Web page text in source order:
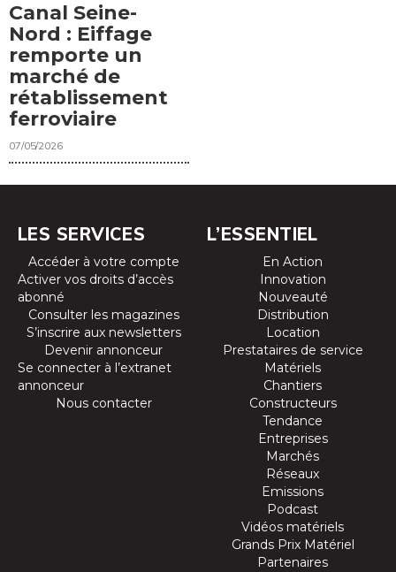
Canal Seine-
Nord : Eiffage
remporte un
marché de
rétablissement
ferroviaire
07/05/2026
LES SERVICES
Accéder à votre compte
Activer vos droits d’accès
abonné
Consulter les magazines
S’inscrire aux newsletters
Devenir annonceur
Se connecter à l’extranet
annonceur
Nous contacter
L’ESSENTIEL
En Action
Innovation
Nouveauté
Distribution
Location
Prestataires de service
Matériels
Chantiers
Constructeurs
Tendance
Entreprises
Marchés
Réseaux
Emissions
Podcast
Vidéos matériels
Grands Prix Matériel
Partenaires